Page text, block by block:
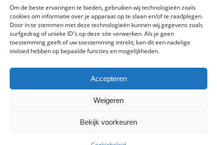
Om de beste ervaringen te bieden, gebruiken wij technologieën zoals
cookies om informatie over je apparaat op te slaan en/of te raadplegen.
Door in te stemmen met deze technologieën kunnen wij gegevens zoals
surfgedrag of unieke ID's op deze site verwerken. Als je geen
toestemming geeft of uw toestemming intrekt, kan dit een nadelige
invloed hebben op bepaalde functies en mogelijkheden.
Accepteren
Weigeren
Bekijk voorkeuren